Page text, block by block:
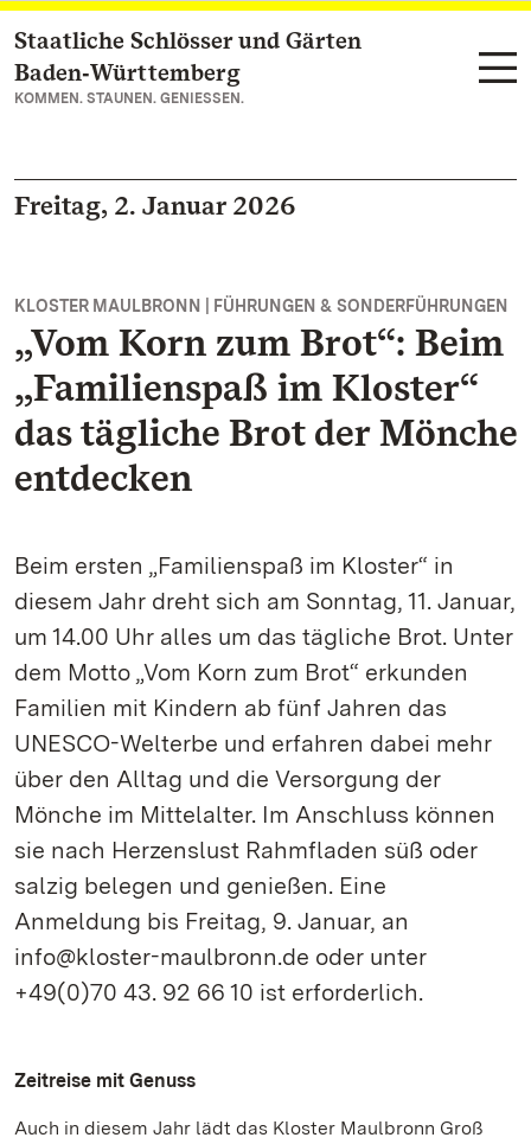
Zum Hauptinhalt springen
Staatliche Schlösser und Gärten
Baden‑Württemberg
KOMMEN. STAUNEN. GENIESSEN.
Freitag, 2. Januar 2026
KLOSTER MAULBRONN | FÜHRUNGEN & SONDERFÜHRUNGEN
„Vom Korn zum Brot“: Beim
„Familienspaß im Kloster“
das tägliche Brot der Mönche
entdecken
Beim ersten „Familienspaß im Kloster“ in
diesem Jahr dreht sich am Sonntag, 11. Januar,
um 14.00 Uhr alles um das tägliche Brot. Unter
dem Motto „Vom Korn zum Brot“ erkunden
Familien mit Kindern ab fünf Jahren das
UNESCO-Welterbe und erfahren dabei mehr
über den Alltag und die Versorgung der
Mönche im Mittelalter. Im Anschluss können
sie nach Herzenslust Rahmfladen süß oder
salzig belegen und genießen. Eine
Anmeldung bis Freitag, 9. Januar, an
info@kloster-maulbronn.de oder unter
+49(0)70 43. 92 66 10 ist erforderlich.
Zeitreise mit Genuss
Auch in diesem Jahr lädt das Kloster Maulbronn Groß